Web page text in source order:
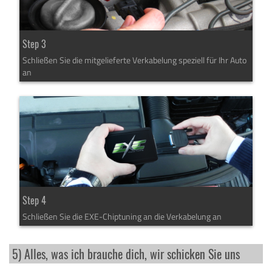
Step 3
Schließen Sie die mitgelieferte Verkabelung speziell für Ihr Auto
an
Step 4
Schließen Sie die EXE-Chiptuning an die Verkabelung an
5) Alles, was ich brauche dich, wir schicken Sie uns